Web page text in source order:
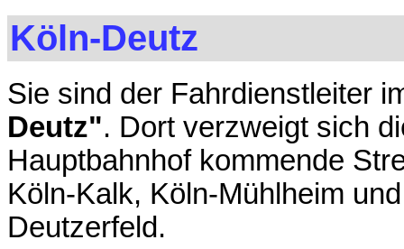
Köln-Deutz
Sie sind der Fahrdienstleiter
Deutz". Dort verzweigt sich
Hauptbahnhof kommende
Köln-Kalk, Köln-Mühlheim
Deutzerfeld.